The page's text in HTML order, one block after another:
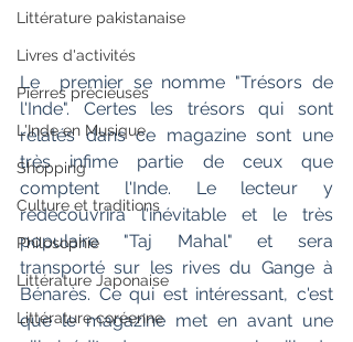
Littérature pakistanaise
Livres d'activités
Pierres précieuses
L'Inde en Musique
Shopping
Culture et traditions
Philosophie
Littérature Japonaise
Littérature coréenne
Le  premier se nomme "Trésors de
l'Inde". Certes les trésors qui sont
relatés dans ce magazine sont une
très infime partie de ceux que
comptent l'Inde. Le lecteur y
redécouvrira l'inévitable et le très
populaire "Taj Mahal" et sera
transporté sur les rives du Gange à
Bénarès. Ce qui est intéressant, c'est
que le magazine met en avant une